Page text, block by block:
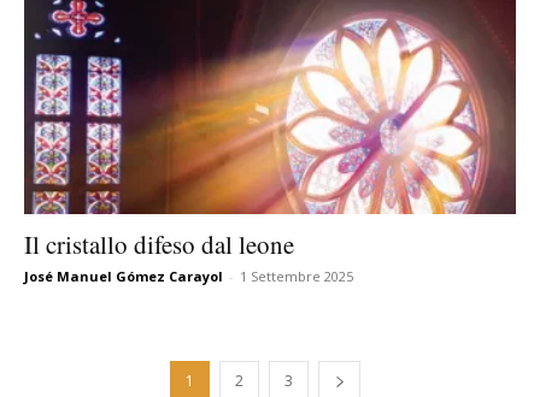
Il cristallo difeso dal leone
José Manuel Gómez Carayol - 1 Settembre 2025
1 2 3